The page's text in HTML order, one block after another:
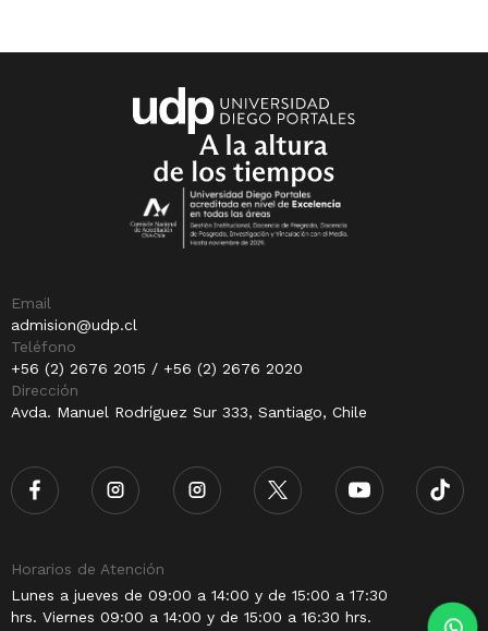
Email
admision@udp.cl
Teléfono
+56 (2) 2676 2015 / +56 (2) 2676 2020
Dirección
Avda. Manuel Rodríguez Sur 333, Santiago, Chile
Horarios de Atención
Lunes a jueves de 09:00 a 14:00 y de 15:00 a 17:30
hrs. Viernes 09:00 a 14:00 y de 15:00 a 16:30 hrs.